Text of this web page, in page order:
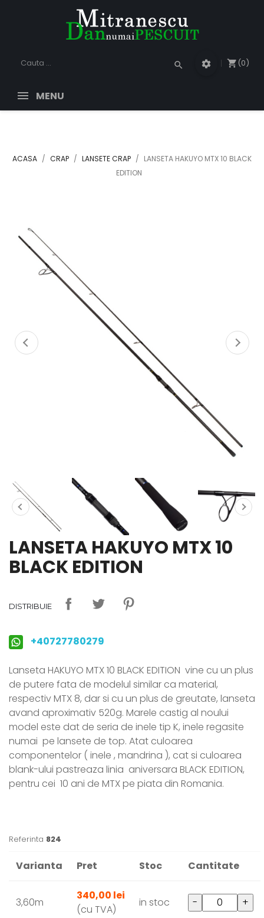
search settings shopping_cart (0)
MENU
ACASA CRAP LANSETE CRAP
LANSETA HAKUYO MTX 10 BLACK
EDITION
LANSETA HAKUYO MTX 10
BLACK EDITION
DISTRIBUIE
+40727780279
Lanseta HAKUYO MTX 10 BLACK EDITION vine cu un plus
de putere fata de modelul similar ca material,
respectiv MTX 8, dar si cu un plus de greutate, lanseta
avand aproximativ 520g. Marele castig al noului
model este dat de seria de inele tip K, inele regasite
numai pe lansete de top. Atat culoarea
componentelor ( inele , mandrina ), cat si culoarea
blank-ului pastreaza linia aniversara BLACK EDITION,
pentru cei 10 ani de MTX pe piata din Romania.
Referinta 824
Varianta Pret Stoc Cantitate
3,60m
340,00 lei
(cu TVA)
in stoc - +